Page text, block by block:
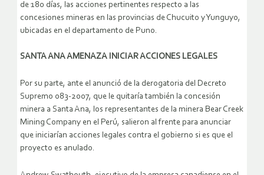
de 180 días, las acciones pertinentes respecto a las
concesiones mineras en las provincias de Chucuito y Yunguyo,
ubicadas en el departamento de Puno.
SANTA ANA AMENAZA INICIAR ACCIONES LEGALES
Por su parte, ante el anunció de la derogatoria del Decreto
Supremo 083-2007, que le quitaría también la concesión
minera a Santa Ana, los representantes de la minera Bear Creek
Mining Company en el Perú, salieron al frente para anunciar
que iniciarían acciones legales contra el gobierno si es que el
proyecto es anulado.